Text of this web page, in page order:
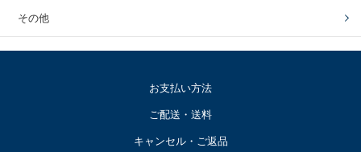
その他
お支払い方法
ご配送・送料
キャンセル・ご返品